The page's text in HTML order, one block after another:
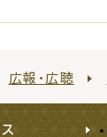
広報・広聴